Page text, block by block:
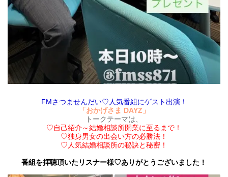
FMさつませんだい♡人気番組にゲスト出演！
「おかげさま DAYZ」
トークテーマは、
♡自己紹介～結婚相談所開業に至るまで！
♡独身男女の出会い方の必勝法！
♡人気結婚相談所の秘訣と秘密！
番組を拝聴頂いたリスナー様♡ありがとうございました！